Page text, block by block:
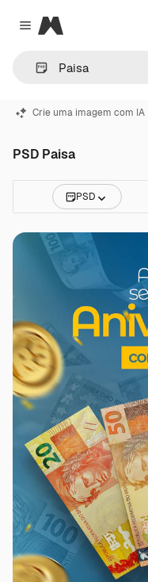
Close menu
Magnific
Crie uma imagem com IA
PSD Paisa
PSD